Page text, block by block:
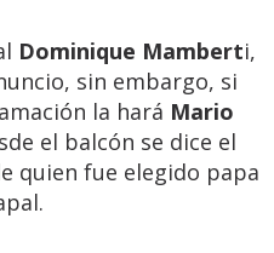
Dominique Mamberti,
sin embargo, si
la hará Mario
el balcón se dice el
quien fue elegido papa